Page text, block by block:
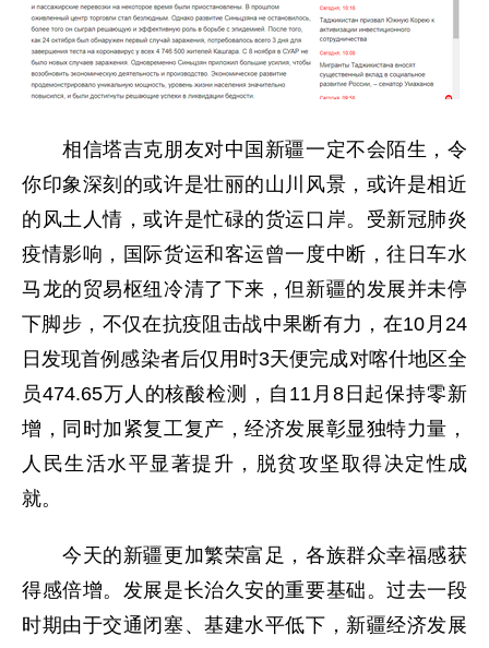
相信塔吉克朋友对中国新疆一定不会陌生，令
你印象深刻的或许是壮丽的山川风景，或许是相近
的风土人情，或许是忙碌的货运口岸。受新冠肺炎
疫情影响，国际货运和客运曾一度中断，往日车水
马龙的贸易枢纽冷清了下来，但新疆的发展并未停
下脚步，不仅在抗疫阻击战中果断有力，在10月24
日发现首例感染者后仅用时3天便完成对喀什地区全
员474.65万人的核酸检测，自11月8日起保持零新
增，同时加紧复工复产，经济发展彰显独特力量，
人民生活水平显著提升，脱贫攻坚取得决定性成
就。
今天的新疆更加繁荣富足，各族群众幸福感获
得感倍增。发展是长治久安的重要基础。过去一段
时期由于交通闭塞、基建水平低下，新疆经济发展